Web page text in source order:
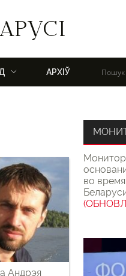
АРХІЎ Пошук
Андрэя
во